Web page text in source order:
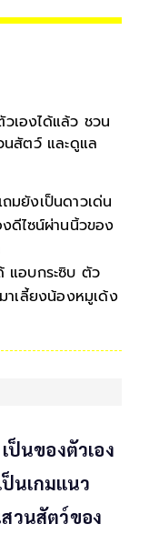
เองได้แล้ว ชวน
นสัตว์ และดูแล
มยังเป็นดาวเด่น
ดีไซน์ผ่านนิ้วของ
แอบกระซิบ ตัว
าเลี้ยงน้องหมูเด้ง
ป็นของตัวเอง
นเกมแนว
วนสัตว์ของ